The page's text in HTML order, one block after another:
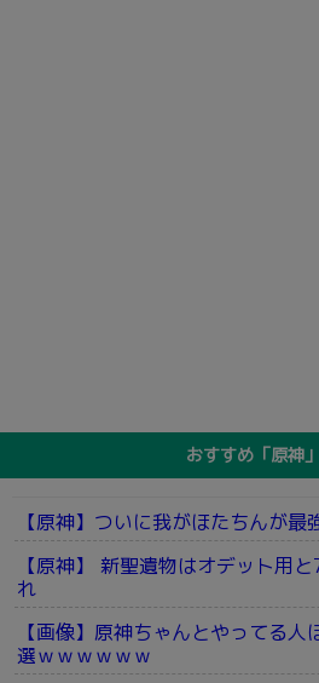
おすすめ「原神
【原神】ついに我がほたちんが最
【原神】 新聖遺物はオデット用
れ
【画像】原神ちゃんとやってる
選ｗｗｗｗｗｗ